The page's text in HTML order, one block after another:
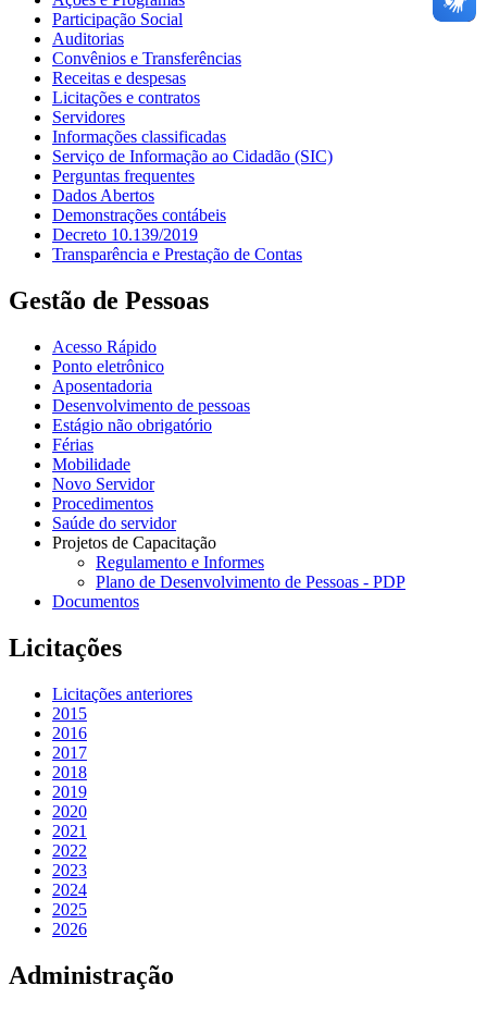
Participação Social
Auditorias
Convênios e Transferências
Receitas e despesas
Licitações e contratos
Servidores
Informações classificadas
Serviço de Informação ao Cidadão (SIC)
Perguntas frequentes
Dados Abertos
Demonstrações contábeis
Decreto 10.139/2019
Transparência e Prestação de Contas
Gestão de Pessoas
Acesso Rápido
Ponto eletrônico
Aposentadoria
Desenvolvimento de pessoas
Estágio não obrigatório
Férias
Mobilidade
Novo Servidor
Procedimentos
Saúde do servidor
Projetos de Capacitação
Regulamento e Informes
Plano de Desenvolvimento de Pessoas - PDP
Documentos
Licitações
Licitações anteriores
2015
2016
2017
2018
2019
2020
2021
2022
2023
2024
2025
2026
Administração